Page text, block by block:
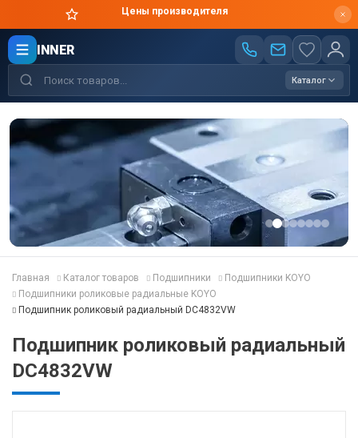
Цены производителя
INNER
Каталог
Главная Каталог товаров Подшипники
Подшипники KOYO
Подшипники роликовые радиальные KOYO
Подшипник роликовый радиальный DC4832VW
Подшипник роликовый радиальный
DC4832VW